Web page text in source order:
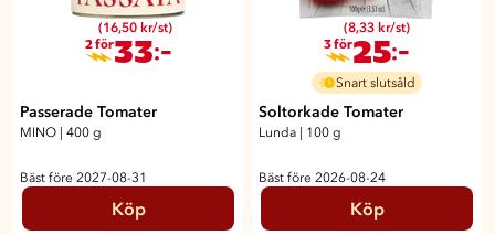
(16,50 kr/st)
2 för33:-
Passerade Tomater
MINO | 400 g
Bäst före 2027-08-31
Köp
(8,33 kr/st)
3 för25:-
Snart slutsåld
Soltorkade Tomater
Lunda | 100 g
Bäst före 2026-08-24
Köp